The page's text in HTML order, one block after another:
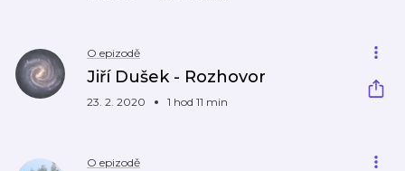
O epizodě
Jiří Dušek - Rozhovor
23. 2. 2020 1 hod 11 min
O epizodě